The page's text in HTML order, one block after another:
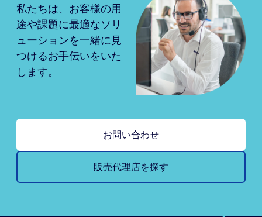
私たちは、お客様の用
途や課題に最適なソリ
ューションを一緒に見
つけるお手伝いをいた
します。
お問い合わせ
販売代理店を探す